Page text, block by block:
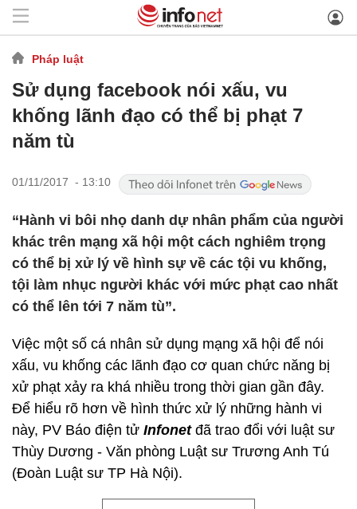
Pháp luật
Sử dụng facebook nói xấu, vu
khống lãnh đạo có thể bị phạt 7
năm tù
01/11/2017 - 13:10
“Hành vi bôi nhọ danh dự nhân phẩm của người
khác trên mạng xã hội một cách nghiêm trọng
có thể bị xử lý về hình sự về các tội vu khống,
tội làm nhục người khác với mức phạt cao nhất
có thể lên tới 7 năm tù”.
Việc một số cá nhân sử dụng mạng xã hội để nói
xấu, vu khống các lãnh đạo cơ quan chức năng bị
xử phạt xảy ra khá nhiều trong thời gian gần đây.
Để hiểu rõ hơn về hình thức xử lý những hành vi
này, PV Báo điện tử Infonetđã trao đổi với luật sư
Thùy Dương - Văn phòng Luật sư Trương Anh Tú
(Đoàn Luật sư TP Hà Nội).